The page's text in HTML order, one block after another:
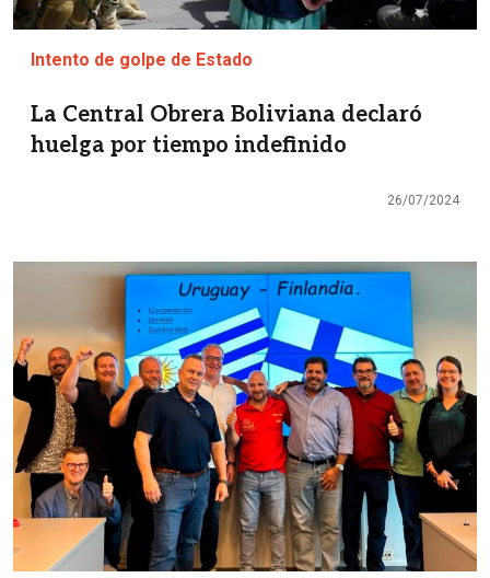
Intento de golpe de Estado
La Central Obrera Boliviana declaró
huelga por tiempo indefinido
26/07/2024
Imagen